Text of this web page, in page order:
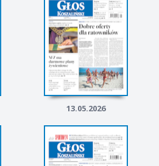
13.05.2026